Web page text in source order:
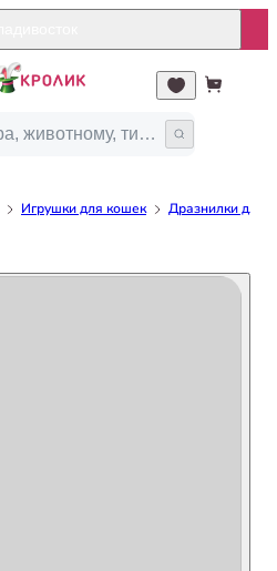
Игрушки для кошек Дразнилки для